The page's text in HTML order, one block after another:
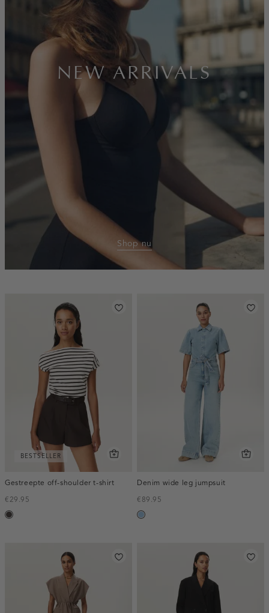
NEW ARRIVALS
Shop nu
BESTSELLER
Gestreepte off-shoulder t-shirt
€29.95
choco
Denim wide leg jumpsuit
€89.95
blauw,